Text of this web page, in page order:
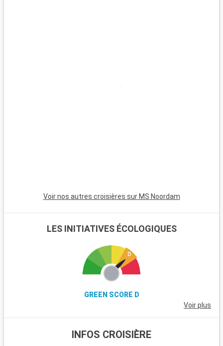
Voir nos autres croisières sur MS Noordam
LES INITIATIVES ÉCOLOGIQUES
GREEN SCORE D
Voir plus
INFOS CROISIÈRE